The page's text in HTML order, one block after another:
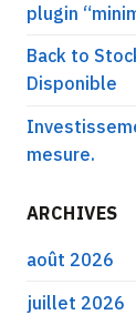
plugin
Back to
Disponible
mesure.
ARCHIVES
août 2026
juillet 2026